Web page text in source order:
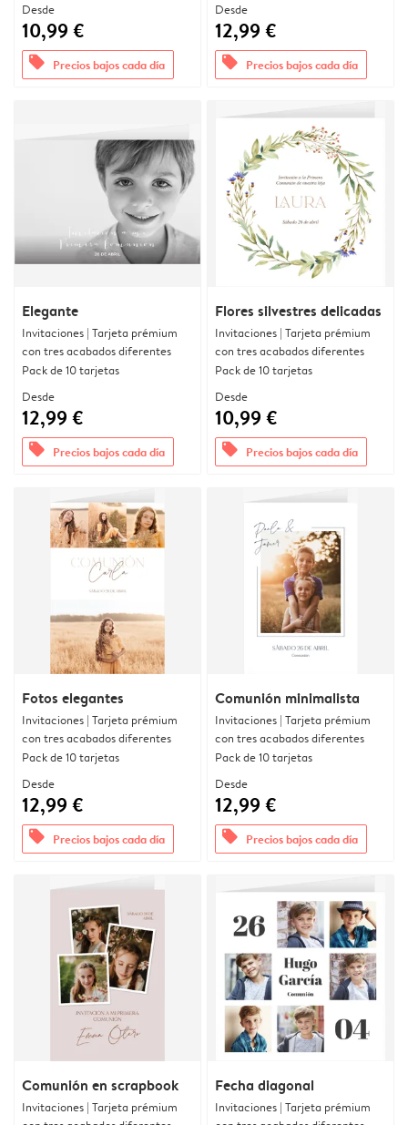
Desde
10,99 €
offers Precios bajos cada día
Desde
12,99 €
offers Precios bajos cada día
Elegante
Invitaciones | Tarjeta prémium
con tres acabados diferentes
Pack de 10 tarjetas
Desde
12,99 €
offers Precios bajos cada día
Flores silvestres delicadas
Invitaciones | Tarjeta prémium
con tres acabados diferentes
Pack de 10 tarjetas
Desde
10,99 €
offers Precios bajos cada día
Fotos elegantes
Invitaciones | Tarjeta prémium
con tres acabados diferentes
Pack de 10 tarjetas
Desde
12,99 €
offers Precios bajos cada día
Comunión minimalista
Invitaciones | Tarjeta prémium
con tres acabados diferentes
Pack de 10 tarjetas
Desde
12,99 €
offers Precios bajos cada día
Comunión en scrapbook
Invitaciones | Tarjeta prémium
Fecha diagonal
Invitaciones | Tarjeta prémium